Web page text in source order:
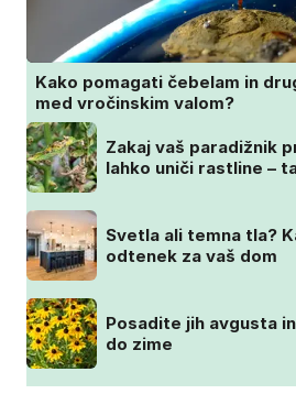
Kako pomagati čebelam in
med vročinskim valom?
Zakaj vaš paradižnik
lahko uniči rastline –
Svetla ali temna tla?
odtenek za vaš dom
Posadite jih avgusta
do zime